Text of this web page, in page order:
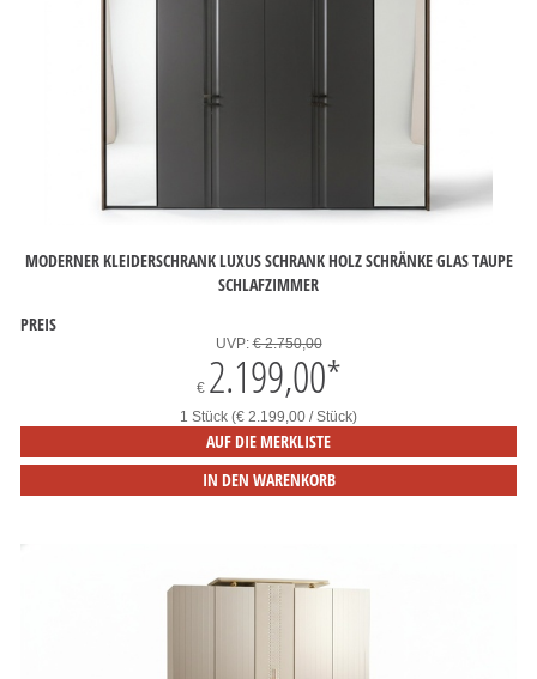
MODERNER KLEIDERSCHRANK LUXUS SCHRANK HOLZ SCHRÄNKE GLAS TAUPE
SCHLAFZIMMER
PREIS
UVP:€ 2.750,00
€ 2.199,00*
1 Stück (€ 2.199,00 / Stück)
AUF DIE MERKLISTE
IN DEN WARENKORB